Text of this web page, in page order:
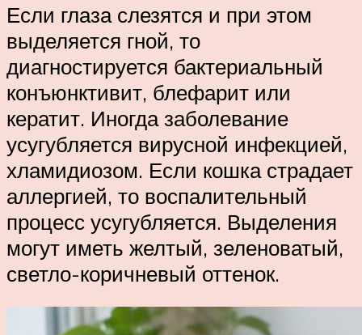
Если глаза слезятся и при этом
выделяется гной, то
диагностируется бактериальный
конъюнктивит, блефарит или
кератит. Иногда заболевание
усугубляется вирусной инфекцией,
хламидиозом. Если кошка страдает
аллергией, то воспалительный
процесс усугубляется. Выделения
могут иметь желтый, зеленоватый,
светло-коричневый оттенок.